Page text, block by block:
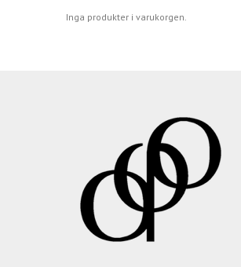
Inga produkter i varukorgen.